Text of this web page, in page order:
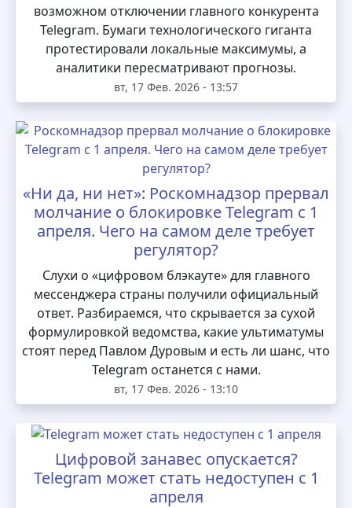
возможном отключении главного конкурента
Telegram. Бумаги технологического гиганта
протестировали локальные максимумы, а
аналитики пересматривают прогнозы.
вт, 17 Фев. 2026 - 13:57
«Ни да, ни нет»: Роскомнадзор прервал
молчание о блокировке Telegram с 1
апреля. Чего на самом деле требует
регулятор?
Слухи о «цифровом блэкауте» для главного
мессенджера страны получили официальный
ответ. Разбираемся, что скрывается за сухой
формулировкой ведомства, какие ультиматумы
стоят перед Павлом Дуровым и есть ли шанс, что
Telegram останется с нами.
вт, 17 Фев. 2026 - 13:10
Цифровой занавес опускается?
Telegram может стать недоступен с 1
апреля